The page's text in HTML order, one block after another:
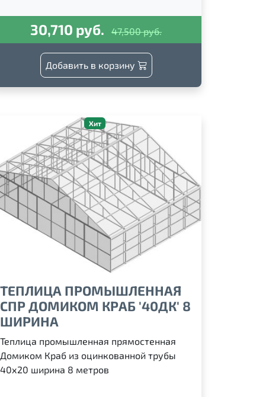
30,710 руб. 47,500 руб.
Добавить в корзину
Хит
ТЕПЛИЦА ПРОМЫШЛЕННАЯ
СПР ДОМИКОМ КРАБ '40ДК' 8
ШИРИНА
Теплица промышленная прямостенная
Домиком Краб из оцинкованной трубы
40х20 ширина 8 метров